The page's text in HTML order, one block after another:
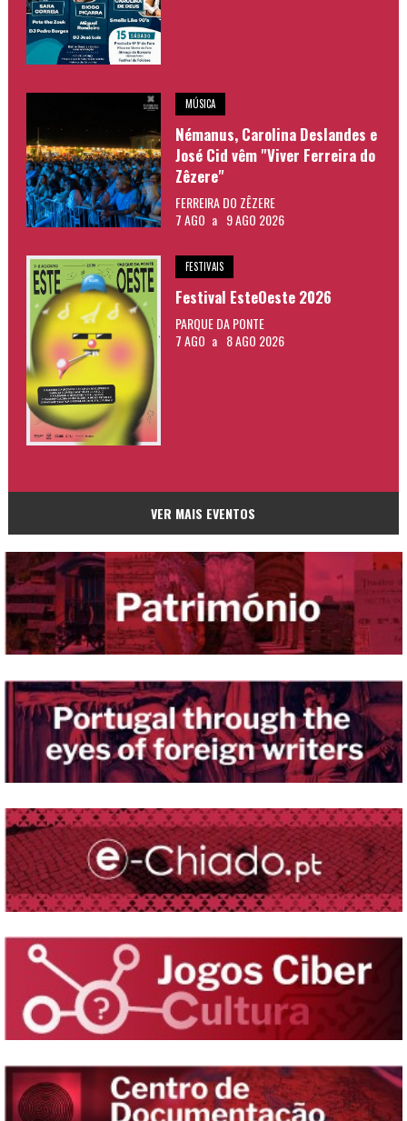
MÚSICA
Némanus, Carolina Deslandes e
José Cid vêm "Viver Ferreira do
Zêzere"
FERREIRA DO ZÊZERE
7 AGO a 9 AGO 2026
FESTIVAIS
Festival EsteOeste 2026
PARQUE DA PONTE
7 AGO a 8 AGO 2026
VER MAIS EVENTOS